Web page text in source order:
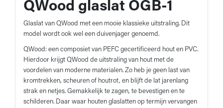
QWood glaslat OGB-1
Glaslat van QWood met een mooie klassieke uitstraling. Dit
model wordt ook wel een duivenjager genoemd.
QWood: een composiet van PEFC gecertificeerd hout en PVC.
Hierdoor krijgt QWood de uitstraling van hout met de
voordelen van moderne materialen. Zo heb je geen last van
kromtrekken, scheuren of houtrot, en blijft de lat jarenlang
strak en netjes. Gemakkelijk te zagen, te bevestigen en te
schilderen. Daar waar houten glaslatten op termijn vervangen